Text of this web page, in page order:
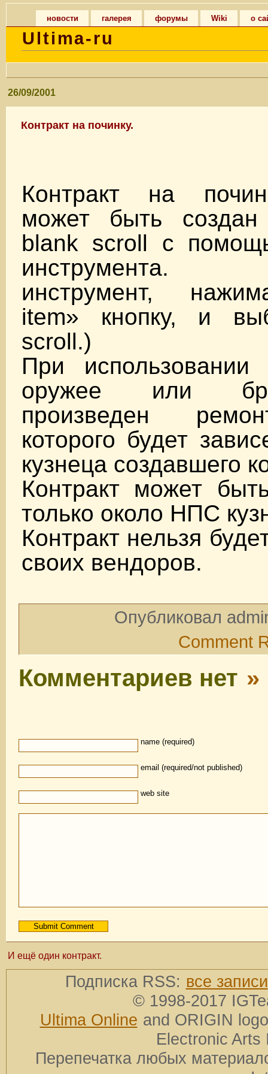
новости галерея форумы Wiki о
Ultima-ru
26/09/2001
Контракт на починку.
Контракт на
может быть
blank scroll с
инструмента.
инструмент,
item» кнопку, и
scroll.)
При использовании
оружее или
произведен
которого будет
кузнеца создавшего
Контракт может
только около НПС
Контракт нельзя
своих вендоров.
Опубликовал
Comment
Комментариев нет »
name (required)
email (required/not published)
web site
И ещё один контракт.
Подписка RSS: все записи
© 1998-2017
Ultima Online and ORIGIN
Electronic Arts
Перепечатка любых